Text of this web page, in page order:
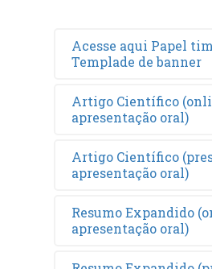
Acesse aqui Papel
Templade de banner
Artigo Científico
apresentação oral)
Artigo Científico
apresentação oral)
Resumo Expandido
apresentação oral)